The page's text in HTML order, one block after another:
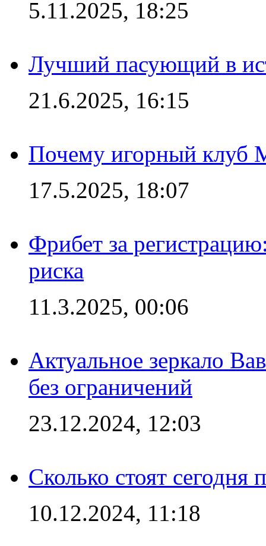
5.11.2025, 18:25
Лучший пасующий в
21.6.2025, 16:15
Почему игорный клуб
17.5.2025, 18:07
Фрибет за
риска
11.3.2025, 00:06
Актуальное зеркало
без ограничений
23.12.2024, 12:03
Сколько стоят сегодня
10.12.2024, 11:18